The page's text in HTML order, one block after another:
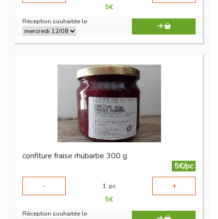
5€
Réception souhaitée le
confiture fraise rhubarbe 300 g
5€/pc
-
1 pc +
5€
Réception souhaitée le